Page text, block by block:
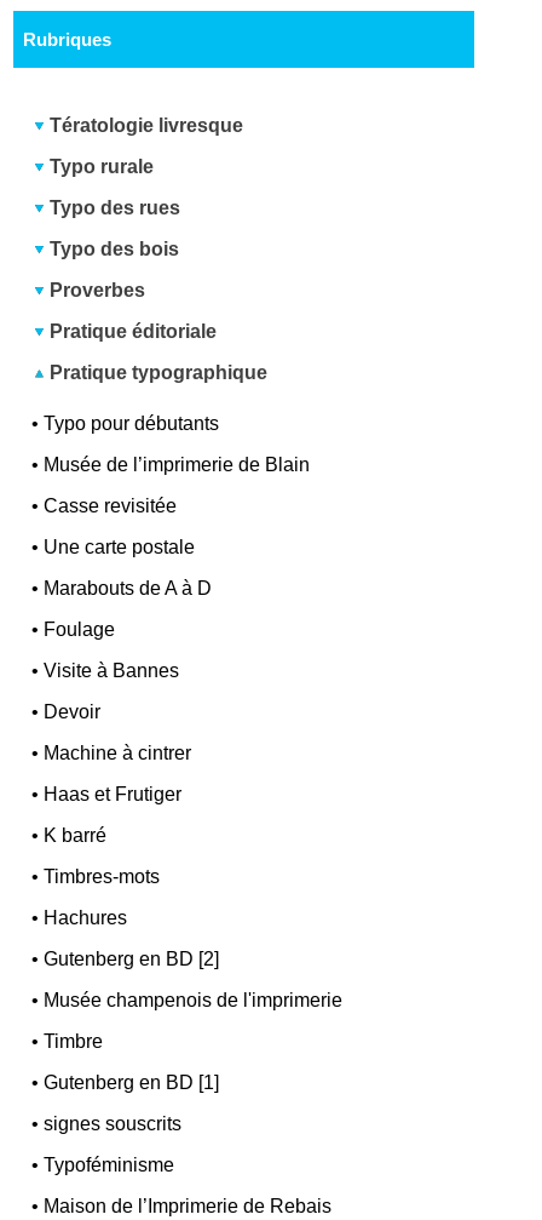
Rubriques
Tératologie livresque
Typo rurale
Typo des rues
Typo des bois
Proverbes
Pratique éditoriale
Pratique typographique
•Typo pour débutants
• Musée de l’imprimerie de Blain
•Casse revisitée
• Une carte postale
• Marabouts de A à D
• Foulage
•Visite à Bannes
• Devoir
• Machine à cintrer
• Haas et Frutiger
• K barré
•Timbres-mots
• Hachures
•Gutenberg en BD [2]
• Musée champenois de l'imprimerie
•Timbre
•Gutenberg en BD [1]
•signes souscrits
•Typoféminisme
• Maison de l’Imprimerie de Rebais